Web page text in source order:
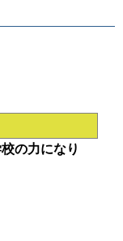
の力になり